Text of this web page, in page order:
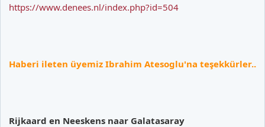
https://www.denees.nl/index.php?id=504
Haberi ileten üyemiz Ibrahim Atesoglu'na teşekkürler..
Rijkaard en Neeskens naar Galatasaray